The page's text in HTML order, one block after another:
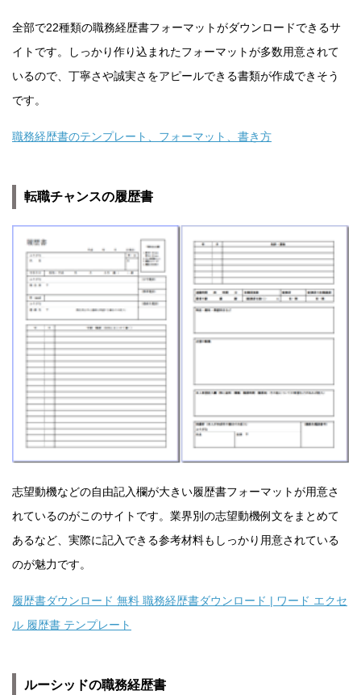
全部で22種類の職務経歴書フォーマットがダウンロードできるサ
イトです。しっかり作り込まれたフォーマットが多数用意されて
いるので、丁寧さや誠実さをアピールできる書類が作成できそう
です。
職務経歴書のテンプレート、フォーマット、書き方
転職チャンスの履歴書
志望動機などの自由記入欄が大きい履歴書フォーマットが用意さ
れているのがこのサイトです。業界別の志望動機例文をまとめて
あるなど、実際に記入できる参考材料もしっかり用意されている
のが魅力です。
履歴書ダウンロード 無料 職務経歴書ダウンロード | ワード エクセ
ル 履歴書 テンプレート
ルーシッドの職務経歴書